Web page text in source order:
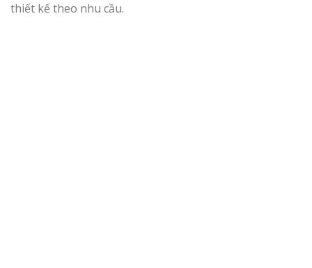
thiết kế theo nhu cầu.